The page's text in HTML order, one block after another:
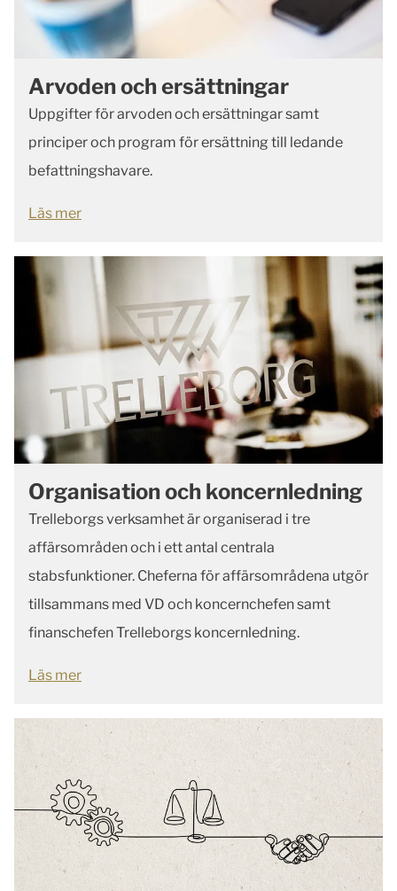
Arvoden och ersättningar
Uppgifter för arvoden och ersättningar samt
principer och program för ersättning till ledande
befattningshavare.
Läs mer
Organisation och koncernledning
Trelleborgs verksamhet är organiserad i tre
affärsområden och i ett antal centrala
stabsfunktioner. Cheferna för affärsområdena utgör
tillsammans med VD och koncernchefen samt
finanschefen Trelleborgs koncernledning.
Läs mer